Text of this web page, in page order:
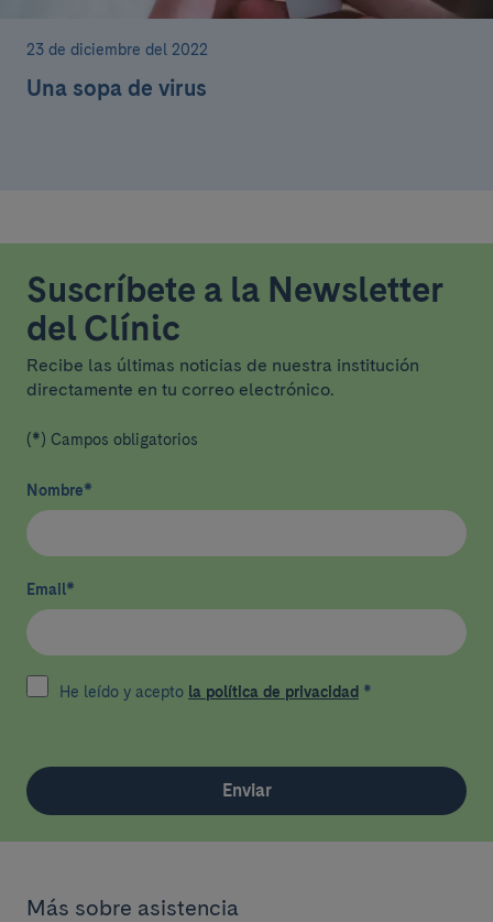
23 de diciembre del 2022
Una sopa de virus
Suscríbete a la Newsletter
del Clínic
Recibe las últimas noticias de nuestra institución
directamente en tu correo electrónico.
(*) Campos obligatorios
Nombre*
Email*
He leído y acepto la política de privacidad *
Enviar
Más sobre asistencia